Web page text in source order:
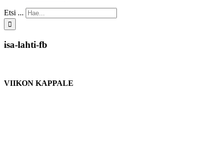
Etsi ...
isa-lahti-fb
VIIKON KAPPALE